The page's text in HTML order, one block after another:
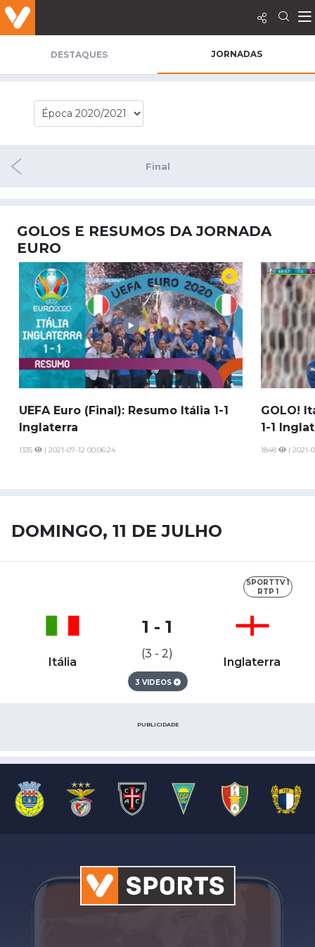
DESTAQUES JORNADAS
Final
GOLOS E RESUMOS DA JORNADA
EURO
UEFA Euro (Final): Resumo Itália 1-1
Inglaterra
1335 | 2021-07-12 00:06:24
GOLO!
1-1
1848 | 2021-
DOMINGO, 11 DE JULHO
SPORTTV 1
RTP 1
Itália
1 - 1
(3 - 2)
Inglaterra
3 VIDEOS
PUBLICIDADE